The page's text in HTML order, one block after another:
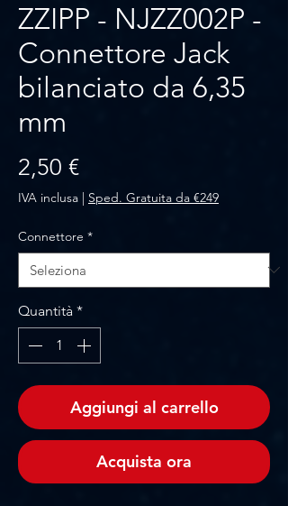
ZZIPP - NJZZ002P -
Connettore Jack
bilanciato da 6,35
mm
2,50 €Prezzo
IVA inclusa | Sped. Gratuita da €249
Connettore *
Quantità *
Aggiungi al carrello
Acquista ora